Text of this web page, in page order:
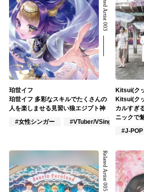
Related Artist 003
珀世イフ
珀世イフ 多彩なスキルでたくさんの
人を楽しませる見習い狼エジプト神
#女性シンガー
#VTuber/VSinger #
Kitsui(ク
Kitsui(ク
カルすぎ
ニックで
#J-POP
Related Artist 005